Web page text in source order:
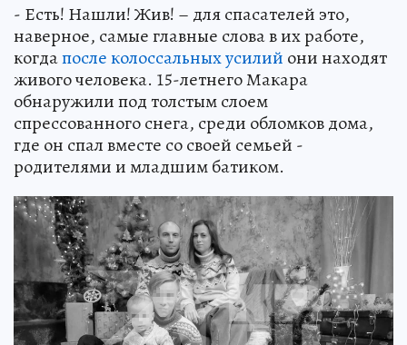
- Есть! Нашли! Жив! – для спасателей это,
наверное, самые главные слова в их работе,
когдапосле колоссальных усилий они находят
живого человека. 15-летнего Макара
обнаружили под толстым слоем
спрессованного снега, среди обломков дома,
где он спал вместе со своей семьей -
родителями и младшим батиком.